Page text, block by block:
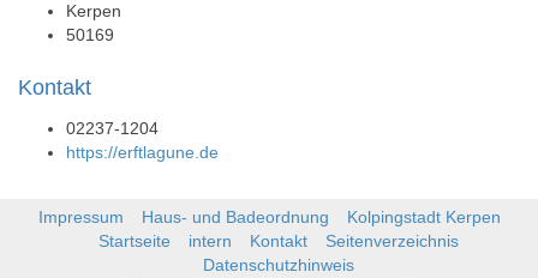
Kerpen
50169
Kontakt
02237-1204
https://erftlagune.de
Impressum Haus- und Badeordnung
Kolpingstadt Kerpen
Startseite
intern Kontakt
Seitenverzeichnis
Datenschutzhinweis